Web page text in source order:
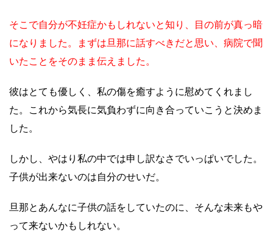
そこで自分が不妊症かもしれないと知り、目の前が真っ暗
になりました。まずは旦那に話すべきだと思い、病院で聞
いたことをそのまま伝えました。
彼はとても優しく、私の傷を癒すように慰めてくれまし
た。これから気長に気負わずに向き合っていこうと決めま
した。
しかし、やはり私の中では申し訳なさでいっぱいでした。
子供が出来ないのは自分のせいだ。
旦那とあんなに子供の話をしていたのに、そんな未来もや
って来ないかもしれない。